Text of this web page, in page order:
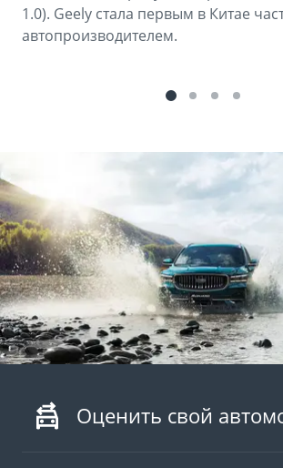
1.0). Geely стала первым в Китае
автопроизводителем.
Оценить свой